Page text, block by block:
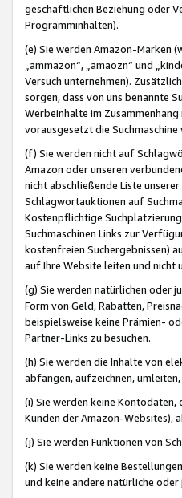
geschäftlichen Beziehung oder
Programminhalten).
(e) Sie werden Amazon-Marken
„ammazon“, „amaozn“ und
Versuch unternehmen).
sorgen, dass von uns benannte
Werbeinhalte im
vorausgesetzt die
(f) Sie werden nicht auf
Amazon oder unseren
nicht abschließende Liste
Schlagwortauktionen auf
Kostenpflichtige
Suchmaschinen Links zur
kostenfreien Suchergebnissen)
auf Ihre Website leiten und
(g) Sie werden natürlichen oder
Form von Geld, Rabatten,
beispielsweise keine Prämien-
Partner-Links zu besuchen.
(h) Sie werden die Inhalte von
abfangen, aufzeichnen,
(i) Sie werden keine
Kunden der Amazon-Websites),
(j) Sie werden Funktionen von
(k) Sie werden keine
und keine andere natürliche